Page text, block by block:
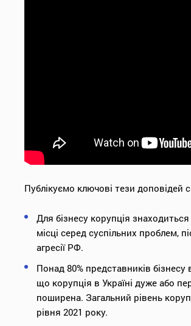
Публікуємо ключові тези доповідей
Для бізнесу корупція
місці серед суспільних проблем,
агресії РФ.
Понад 80% представників
що корупція в Україні дуже або
поширена. Загальний рівень
рівня 2021 року.